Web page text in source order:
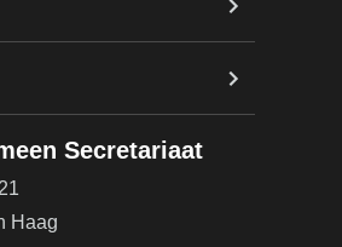
Secretariaat
Haag